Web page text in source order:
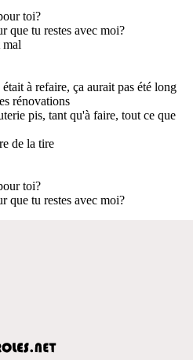
toi?
que tu restes avec moi?
mal
à refaire, ça aurait pas été long
rénovations
pis, tant qu'à faire, tout ce que
de la tire
toi?
que tu restes avec moi?